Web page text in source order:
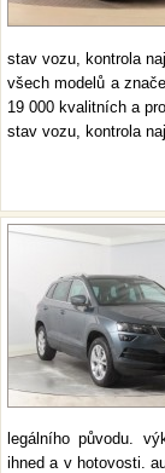
stav vozu, kontrola
všech modelů a
19 000 kvalitních a
stav vozu, kontrola
legálního původu.
ihned a v hotovosti.